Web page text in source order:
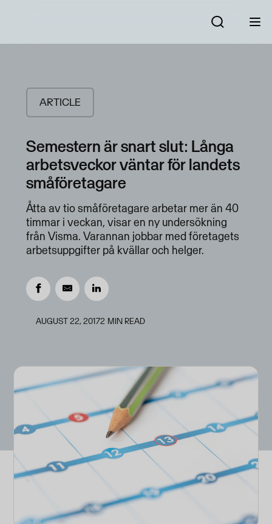
ARTICLE
Semestern är snart slut: Långa
arbetsveckor väntar för landets
småföretagare
Åtta av tio småföretagare arbetar mer än 40
timmar i veckan, visar en ny undersökning
från Visma. Varannan jobbar med företagets
arbetsuppgifter på kvällar och helger.
AUGUST 22, 20172 MIN READ